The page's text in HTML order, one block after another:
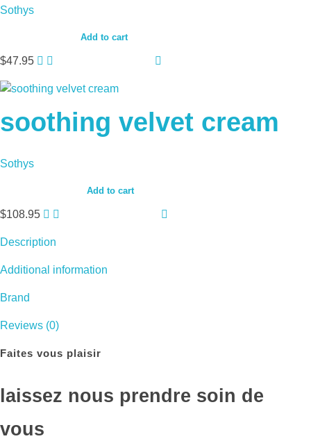
Sothys
$47.95
Add to cart
soothing velvet cream
Sothys
$108.95
Add to cart
Description
Additional information
Brand
Reviews (0)
Faites vous plaisir
laissez nous prendre soin de
vous